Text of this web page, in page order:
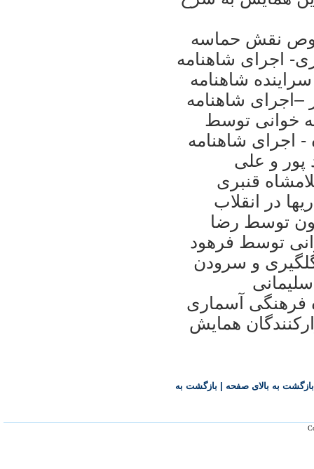
نقش حماسه
اجرای شاهنامه
شاهنامه
–اجرای شاهنامه
خوانی توسط
- اجرای شاهنامه
و علی
قنبری
در انقلاب
توسط رضا
توسط فرهود
و سرودن
فرهنگی آسماری
همايش
بازگشت به بالای صفحه بازگشت به